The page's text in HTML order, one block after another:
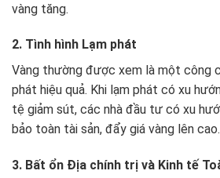
vàng tăng.
2. Tình hình Lạm phát
Vàng thường được xem là một công
phát hiệu quả. Khi lạm phát có xu
tệ giảm sút, các nhà đầu tư có xu
bảo toàn tài sản, đẩy giá vàng lên cao.
3. Bất ổn Địa chính trị và Kinh tế